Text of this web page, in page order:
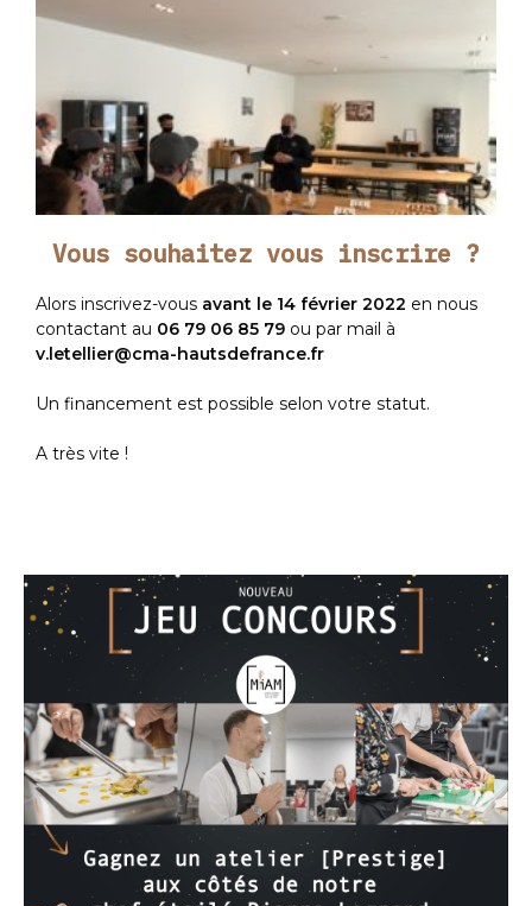
Vous souhaitez vous inscrire ?
Alors inscrivez-vous avant le 14 février 2022 en nous
contactant au 06 79 06 85 79 ou par mail à
v.letellier@cma-hautsdefrance.fr
Un financement est possible selon votre statut.
A très vite !